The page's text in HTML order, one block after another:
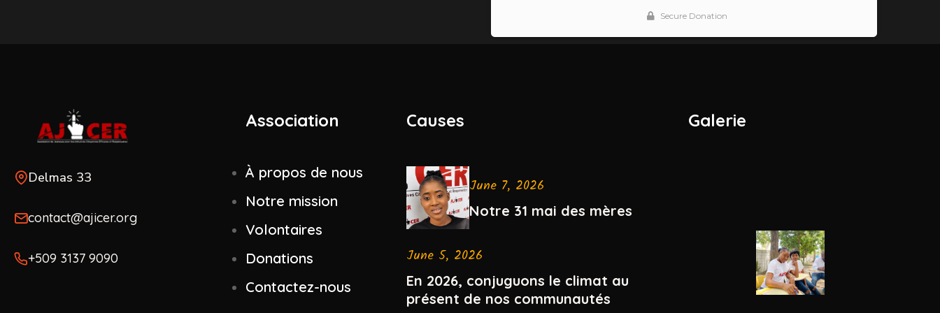
Delmas 33
contact@ajicer.org
+509 3137 9090
Association
À propos de nous
Notre mission
Volontaires
Donations
Contactez-nous
Causes
June 7, 2026
Notre 31 mai des mères
June 5, 2026
En 2026, conjuguons le climat au
présent de nos communautés
Galerie